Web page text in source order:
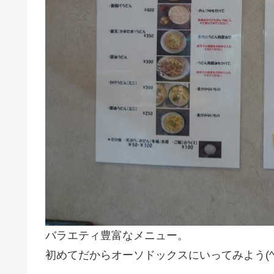
バラエティ豊富なメニュー。
初めてだからオーソドックスにいってみよう